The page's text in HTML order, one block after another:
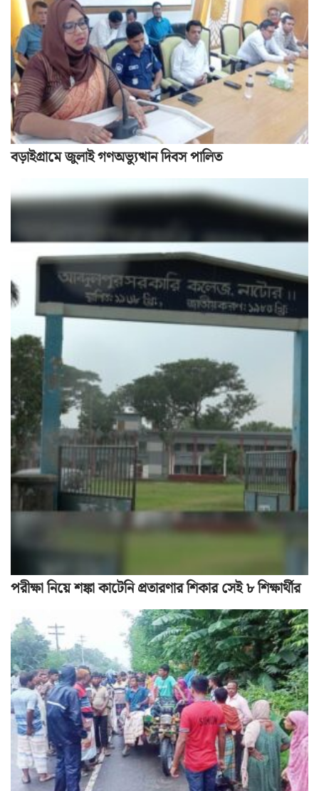
বড়াইগ্রামে জুলাই গণঅভ্যুত্থান দিবস পালিত
পরীক্ষা নিয়ে শঙ্কা কাটেনি প্রতারণার শিকার সেই ৮ শিক্ষার্থীর